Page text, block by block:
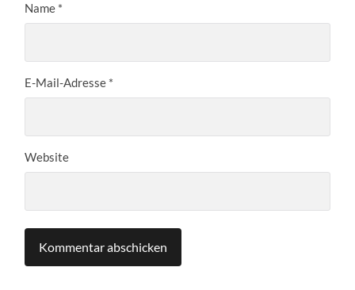
Name *
E-Mail-Adresse *
Website